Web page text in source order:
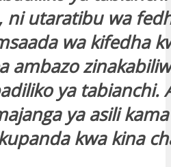
ni utaratibu wa
wa kifedha
ambazo
ya tabianchi.
ya asili
kwa kina